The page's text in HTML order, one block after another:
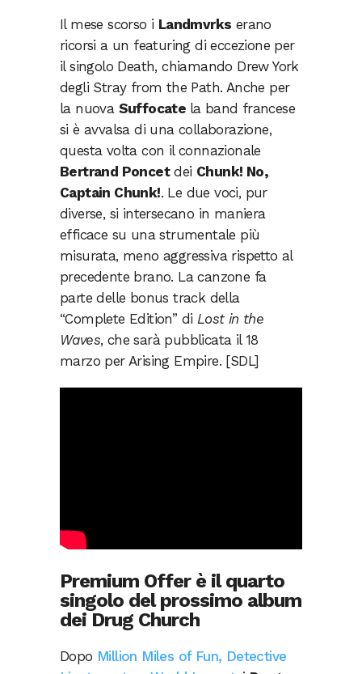
Il mese scorso i Landmvrks erano
ricorsi a un featuring di eccezione per
il singolo Death, chiamando Drew York
degli Stray from the Path. Anche per
la nuova Suffocate la band francese
si è avvalsa di una collaborazione,
questa volta con il connazionale
Bertrand Poncetdei Chunk! No,
Captain Chunk!. Le due voci, pur
diverse, si intersecano in maniera
efficace su una strumentale più
misurata, meno aggressiva rispetto al
precedente brano. La canzone fa
parte delle bonus track della
“Complete Edition” di Lost in the
Waves, che sarà pubblicata il 18
marzo per Arising Empire. [SDL]
Premium Offer è il quarto
singolo del prossimo album
dei Drug Church
Dopo Million Miles of Fun, Detective